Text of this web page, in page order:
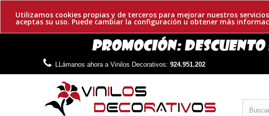
Utilizamos cookies propias y de terceros para mejorar nuestros
aceptas su uso. Puede cambiar la configuración u obtener más
LLámanos ahora a Vinilos Decorativos: 924.951.202